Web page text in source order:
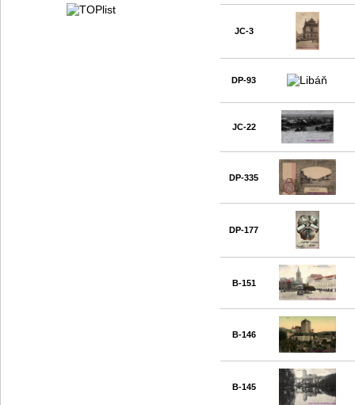
JC-3
DP-93
JC-22
DP-335
DP-177
B-151
B-146
B-145